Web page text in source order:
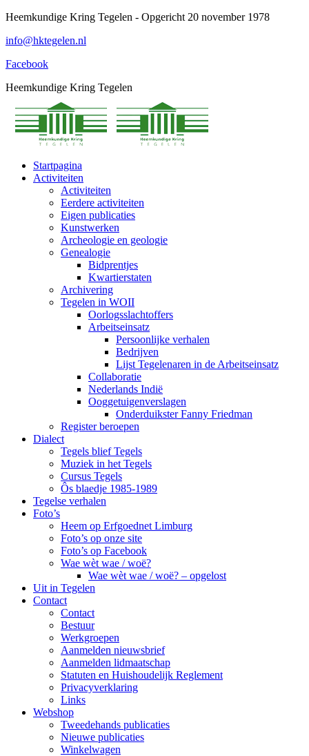
Spring
content
Heemkundige Kring Tegelen - Opgericht 20 november 1978
info@hktegelen.nl
Facebook
Heemkundige Kring Tegelen
Startpagina
Activiteiten
Activiteiten
Eerdere activiteiten
Eigen publicaties
Kunstwerken
Archeologie en geologie
Genealogie
Bidprentjes
Kwartierstaten
Archivering
Tegelen in WOII
Oorlogsslachtoffers
Arbeitseinsatz
Persoonlijke verhalen
Bedrijven
Lijst Tegelenaren in de Arbeitseinsatz
Collaboratie
Nederlands Indië
Ooggetuigenverslagen
Onderduikster Fanny Friedman
Register beroepen
Dialect
Tegels blief Tegels
Muziek in het Tegels
Cursus Tegels
Ôs blaedje 1985-1989
Tegelse verhalen
Foto’s
Heem op Erfgoednet Limburg
Foto’s op onze site
Foto’s op Facebook
Wae wèt wae / woë?
Wae wèt wae / woë? – opgelost
Uit in Tegelen
Contact
Contact
Bestuur
Werkgroepen
Aanmelden nieuwsbrief
Aanmelden lidmaatschap
Statuten en Huishoudelijk Reglement
Privacyverklaring
Links
Webshop
Tweedehands publicaties
Nieuwe publicaties
Winkelwagen